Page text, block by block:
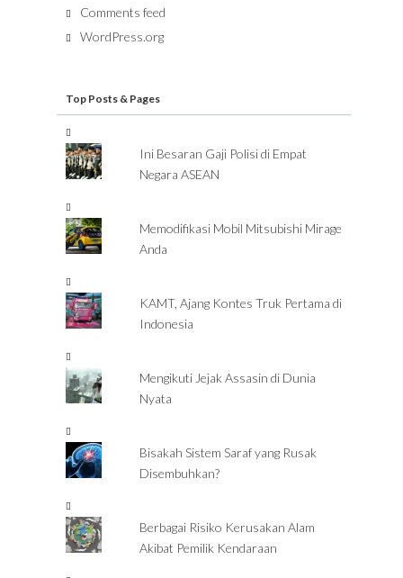
Comments feed
WordPress.org
Top Posts & Pages
Ini Besaran Gaji Polisi di Empat
Negara ASEAN
Memodifikasi Mobil Mitsubishi Mirage
Anda
KAMT, Ajang Kontes Truk Pertama di
Indonesia
Mengikuti Jejak Assasin di Dunia
Nyata
Bisakah Sistem Saraf yang Rusak
Disembuhkan?
Berbagai Risiko Kerusakan Alam
Akibat Pemilik Kendaraan